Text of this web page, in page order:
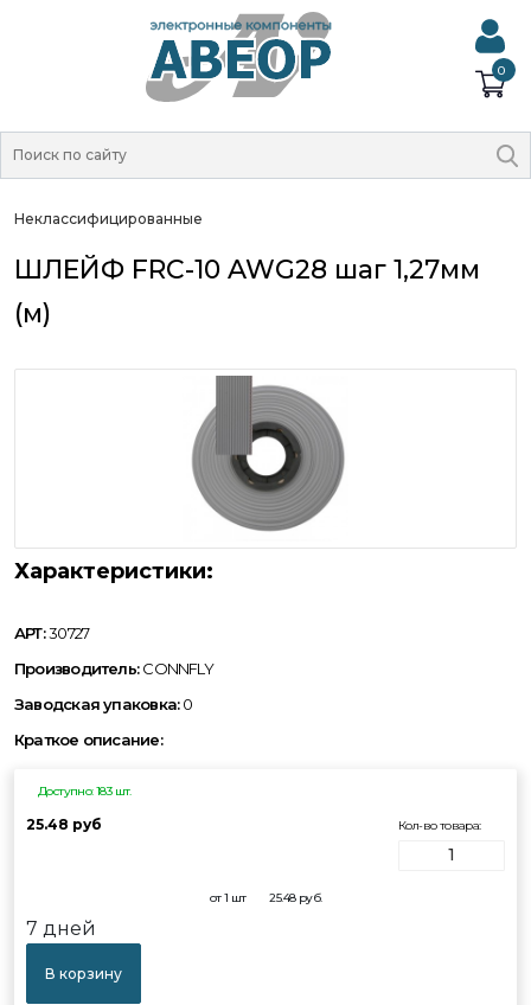
0
Неклассифицированные
ШЛЕЙФ FRC-10 AWG28 шаг 1,27мм
(м)
Характеристики:
АРТ:30727
Производитель:CONNFLY
Заводская упаковка:0
Краткое описание:
Доступно: 183 шт.
25.48 руб Кол-во товара:
от 1 шт 25.48руб.
7 дней
В корзину